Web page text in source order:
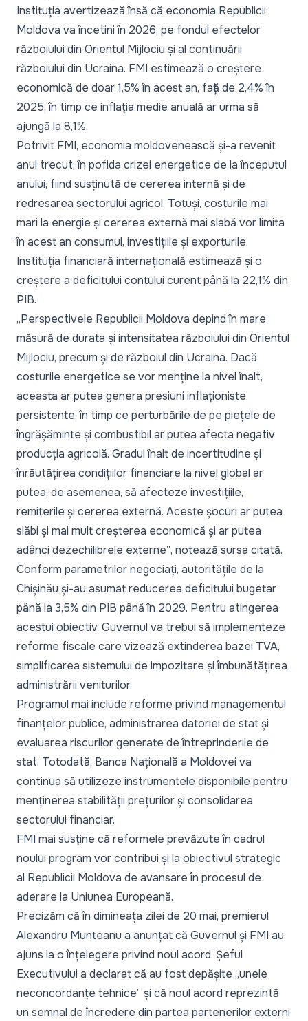
Instituția avertizează însă că economia Republicii
Moldova va încetini în 2026, pe fondul efectelor
războiului din Orientul Mijlociu și al continuării
războiului din Ucraina. FMI estimează o creștere
economică de doar 1,5% în acest an, față de 2,4% în
2025, în timp ce inflația medie anuală ar urma să
ajungă la 8,1%.
Potrivit FMI, economia moldovenească și-a revenit
anul trecut, în pofida crizei energetice de la începutul
anului, fiind susținută de cererea internă și de
redresarea sectorului agricol. Totuși, costurile mai
mari la energie și cererea externă mai slabă vor limita
în acest an consumul, investițiile și exporturile.
Instituția financiară internațională estimează și o
creștere a deficitului contului curent până la 22,1% din
PIB.
„Perspectivele Republicii Moldova depind în mare
măsură de durata și intensitatea războiului din Orientul
Mijlociu, precum și de războiul din Ucraina. Dacă
costurile energetice se vor menține la nivel înalt,
aceasta ar putea genera presiuni inflaționiste
persistente, în timp ce perturbările de pe piețele de
îngrășăminte și combustibil ar putea afecta negativ
producția agricolă. Gradul înalt de incertitudine și
înrăutățirea condițiilor financiare la nivel global ar
putea, de asemenea, să afecteze investițiile,
remiterile și cererea externă. Aceste șocuri ar putea
slăbi și mai mult creșterea economică și ar putea
adânci dezechilibrele externe”, notează sursa citată.
Conform parametrilor negociați, autoritățile de la
Chișinău și-au asumat reducerea deficitului bugetar
până la 3,5% din PIB până în 2029. Pentru atingerea
acestui obiectiv, Guvernul va trebui să implementeze
reforme fiscale care vizează extinderea bazei TVA,
simplificarea sistemului de impozitare și îmbunătățirea
administrării veniturilor.
Programul mai include reforme privind managementul
finanțelor publice, administrarea datoriei de stat și
evaluarea riscurilor generate de întreprinderile de
stat. Totodată, Banca Națională a Moldovei va
continua să utilizeze instrumentele disponibile pentru
menținerea stabilității prețurilor și consolidarea
sectorului financiar.
FMI mai susține că reformele prevăzute în cadrul
noului program vor contribui și la obiectivul strategic
al Republicii Moldova de avansare în procesul de
aderare la Uniunea Europeană.
Precizăm că în dimineața zilei de 20 mai, premierul
Alexandru Munteanu a anunțat că Guvernul și FMI au
ajuns la o înțelegere privind noul acord. Șeful
Executivului a declarat că au fost depășite „unele
neconcordanțe tehnice” și că noul acord reprezintă
un semnal de încredere din partea partenerilor externi